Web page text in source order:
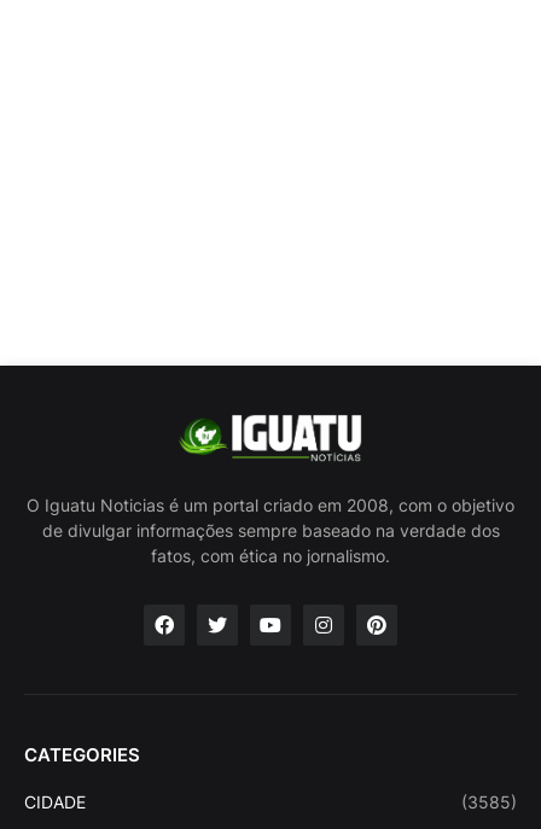
O Iguatu Noticias é um portal criado em 2008, com o objetivo
de divulgar informações sempre baseado na verdade dos
fatos, com ética no jornalismo.
CATEGORIES
CIDADE (3585)